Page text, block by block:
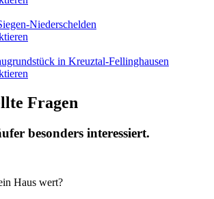
Niederschelden
in Kreuztal-Fellinghausen
Fragen
besonders interessiert.
Haus wert?